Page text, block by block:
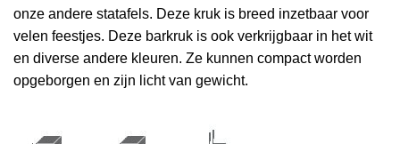
onze andere statafels. Deze kruk is breed inzetbaar voor
velen feestjes. Deze barkruk is ook verkrijgbaar in het wit
en diverse andere kleuren. Ze kunnen compact worden
opgeborgen en zijn licht van gewicht.